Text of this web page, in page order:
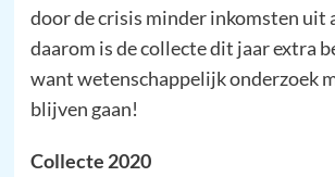
door de crisis minder inkomsten uit
daarom is de collecte dit jaar extra
want wetenschappelijk onderzoek
blijven gaan!
Collecte 2020